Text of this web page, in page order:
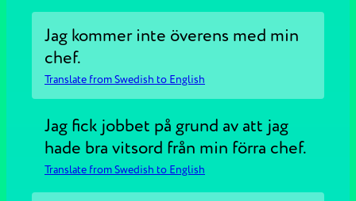
Jag kommer inte överens med min
chef.
Translate from Swedish to English
Jag fick jobbet på grund av att jag
hade bra vitsord från min förra chef.
Translate from Swedish to English